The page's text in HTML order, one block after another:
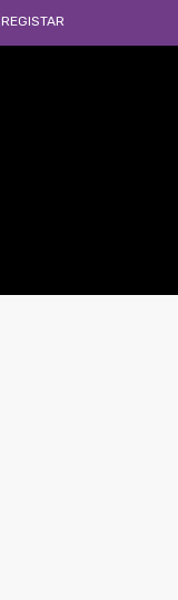
REGISTAR